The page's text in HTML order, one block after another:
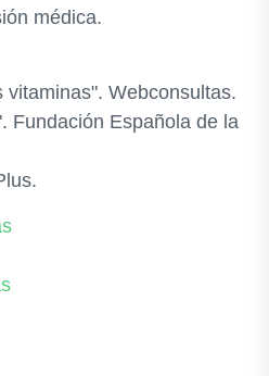
médica.
Webconsultas.
Fundación Española de la